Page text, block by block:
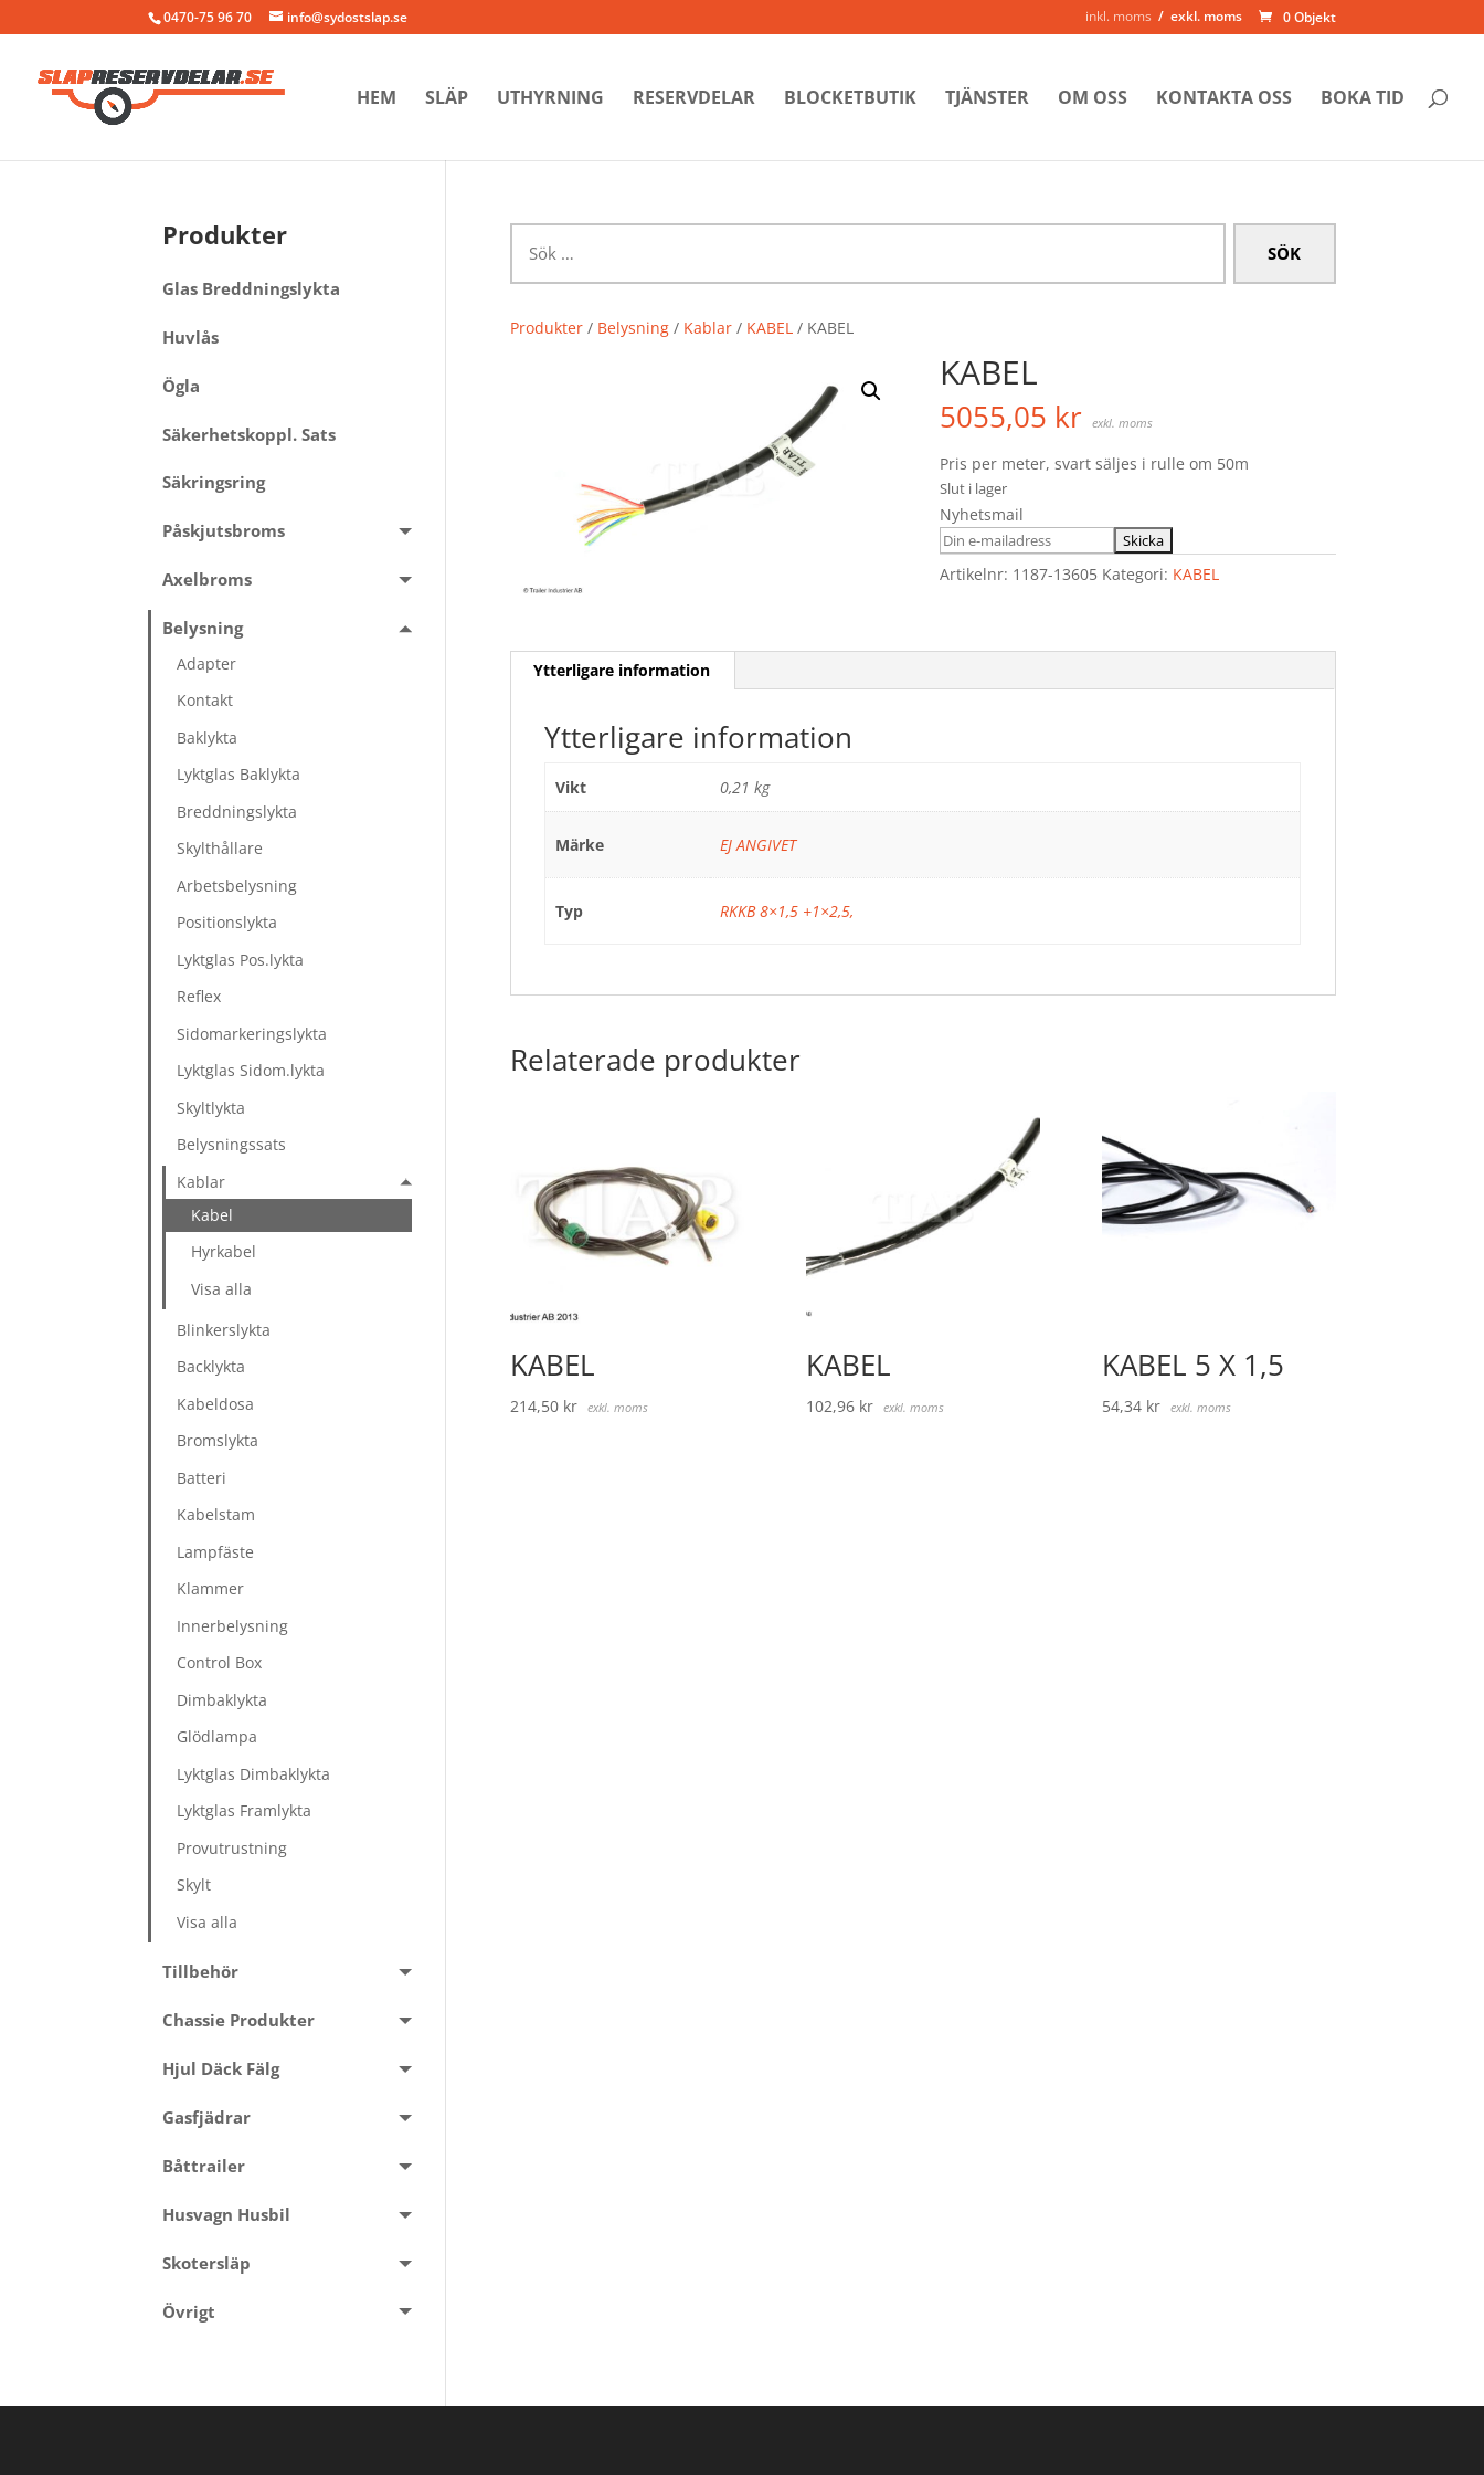
0470-75 96 70 info@sydostslap.se 0 Objekt
inkl. moms exkl. moms
HEM SLÄP UTHYRNING RESERVDELAR BLOCKETBUTIK TJÄNSTER OM OSS KONTAKTA OSS BOKA TID
efter:
Produkter / Belysning / Kablar / KABEL / KABEL
KABEL
5055,05 kr exkl. moms
Pris per meter, svart säljes i rulle om 50m
Slut i lager
Nyhetsmail
Artikelnr: 1187-13605 Kategori: KABEL
Ytterligare information
Ytterligare information
Vikt 0,21 kg
Märke EJ ANGIVET
Typ RKKB 8×1,5 +1×2,5,
Relaterade produkter
KABEL
214,50 kr exkl. moms
KABEL
102,96 kr exkl. moms
KABEL 5 X 1,5
54,34 kr exkl. moms
Produkter
Glas Breddningslykta
Huvlås
Ögla
Säkerhetskoppl. Sats
Säkringsring
Påskjutsbroms
Axelbroms
Belysning
Adapter
Kontakt
Baklykta
Lyktglas Baklykta
Breddningslykta
Skylthållare
Arbetsbelysning
Positionslykta
Lyktglas Pos.lykta
Reflex
Sidomarkeringslykta
Lyktglas Sidom.lykta
Skyltlykta
Belysningssats
Kablar
Kabel
Hyrkabel
Visa alla
Blinkerslykta
Backlykta
Kabeldosa
Bromslykta
Batteri
Kabelstam
Lampfäste
Klammer
Innerbelysning
Control Box
Dimbaklykta
Glödlampa
Lyktglas Dimbaklykta
Lyktglas Framlykta
Provutrustning
Skylt
Visa alla
Tillbehör
Chassie Produkter
Hjul Däck Fälg
Gasfjädrar
Båttrailer
Husvagn Husbil
Skotersläp
Övrigt